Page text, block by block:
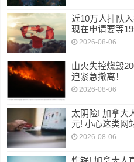
近10万人排队
现在申请要等19
2026-08-06
山火失控烧毁
迫紧急撤离！
2026-08-06
太阴险! 加拿大
元! 小心这类网
2026-08-06